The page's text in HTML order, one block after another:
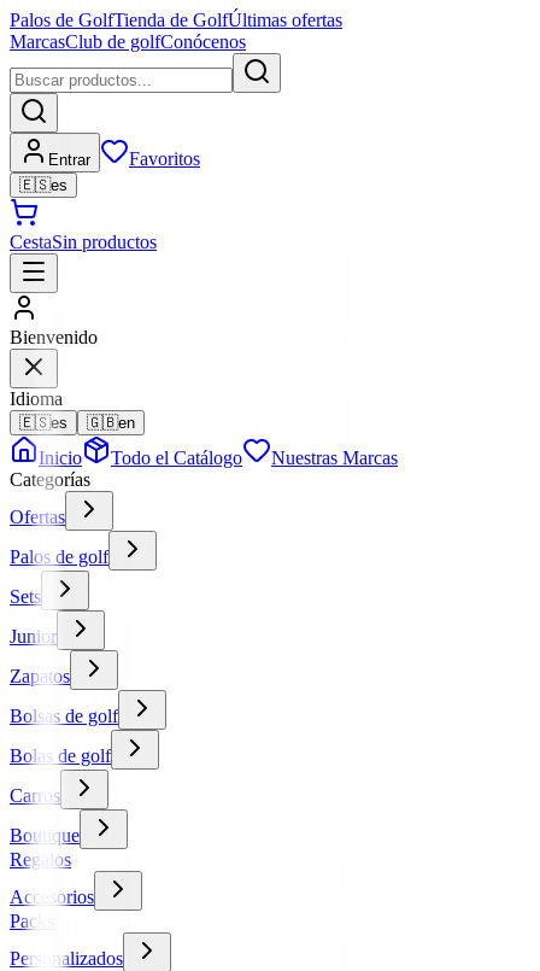
Palos de GolfTienda de GolfÚltimas ofertas
MarcasClub de golfConócenos
Entrar Favoritos
🇪🇸es
CestaSin productos
Bienvenido
Idioma
🇪🇸es 🇬🇧en
Inicio Todo el Catálogo
Nuestras Marcas
Categorías
Ofertas
Palos de golf
Sets
Junior
Zapatos
Bolsas de golf
Bolas de golf
Carros
Boutique
Regalos
Accesorios
Packs
Personalizados